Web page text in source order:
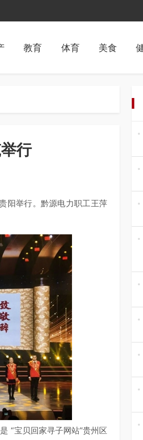
教育 体育 美食
行
阳举行。黔源电力职工王萍
“宝贝回家寻子网站”贵州区